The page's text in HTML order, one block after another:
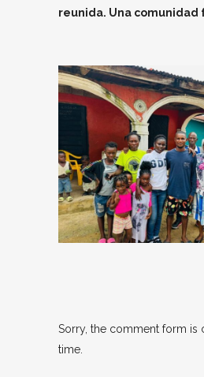
reunida. Una
Sorry, the comment form is
time.